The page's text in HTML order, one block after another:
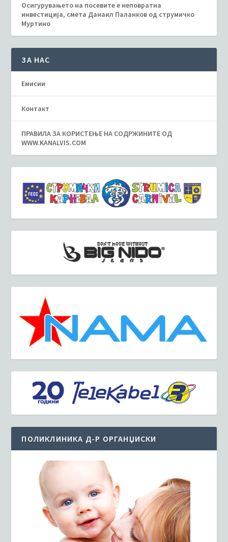
Осигурувањето на посевите е неповратна
инвестиција, смета Данаил Паланков од струмичко
Муртино
ЗА НАС
Емисии
Контакт
ПРАВИЛА ЗА КОРИСТЕЊЕ НА СОДРЖИНИТЕ ОД
WWW.KANALVIS.COM
ПОЛИКЛИНИКА Д-Р ОРГАНЏИСКИ